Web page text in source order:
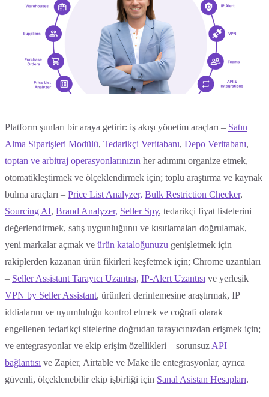
Platform şunları bir araya getirir: iş akışı yönetim araçları – Satın
Alma Siparişleri Modülü, Tedarikçi Veritabanı, Depo Veritabanı,
toptan ve arbitraj operasyonlarınızın her adımını organize etmek,
otomatikleştirmek ve ölçeklendirmek için; toplu araştırma ve kaynak
bulma araçları – Price List Analyzer, Bulk Restriction Checker,
Sourcing AI, Brand Analyzer, Seller Spy, tedarikçi fiyat listelerini
değerlendirmek, satış uygunluğunu ve kısıtlamaları doğrulamak,
yeni markalar açmak ve ürün kataloğunuzu genişletmek için
rakiplerden kazanan ürün fikirleri keşfetmek için; Chrome uzantıları
– Seller Assistant Tarayıcı Uzantısı, IP-Alert Uzantısı ve yerleşik
VPN by Seller Assistant, ürünleri derinlemesine araştırmak, IP
iddialarını ve uyumluluğu kontrol etmek ve coğrafi olarak
engellenen tedarikçi sitelerine doğrudan tarayıcınızdan erişmek için;
ve entegrasyonlar ve ekip erişim özellikleri – sorunsuz API
bağlantısı ve Zapier, Airtable ve Make ile entegrasyonlar, ayrıca
güvenli, ölçeklenebilir ekip işbirliği için Sanal Asistan Hesapları.